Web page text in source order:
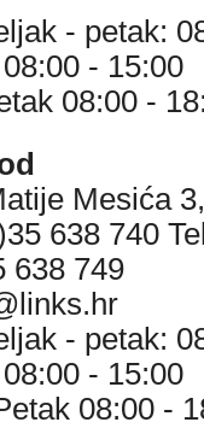
- petak:
- 15:00
08:00 -
Mesića
638 740
638 749
- petak:
- 15:00
08:00 -